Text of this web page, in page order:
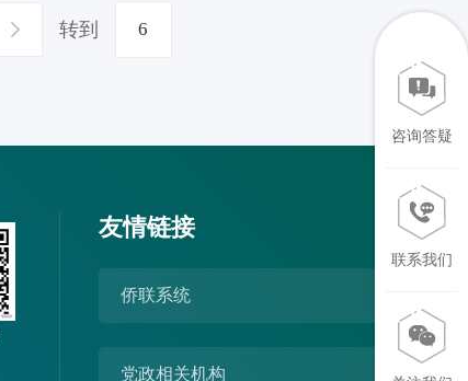
转到
友情链接
侨联系统
党政相关机构
咨询答疑
联系我们